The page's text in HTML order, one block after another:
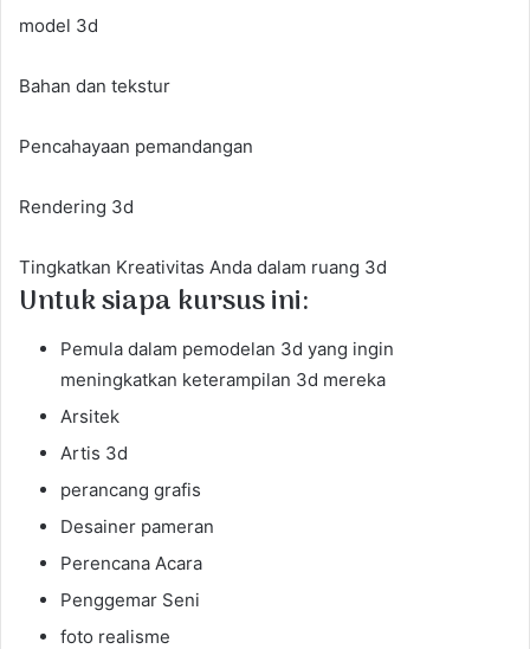
model 3d
Bahan dan tekstur
Pencahayaan pemandangan
Rendering 3d
Tingkatkan Kreativitas Anda dalam ruang 3d
Untuk siapa kursus ini:
Pemula dalam pemodelan 3d yang ingin
meningkatkan keterampilan 3d mereka
Arsitek
Artis 3d
perancang grafis
Desainer pameran
Perencana Acara
Penggemar Seni
foto realisme